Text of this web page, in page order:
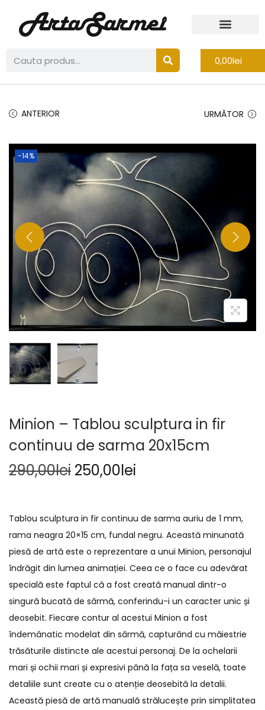
0,00lei
ANTERIOR URMĂTOR
-14%
Minion – Tablou sculptura in fir
continuu de sarma 20x15cm
290,00lei 250,00lei
Tablou sculptura in fir continuu de sarma auriu de 1 mm,
rama neagra 20×15 cm, fundal negru. Această minunată
piesă de artă este o reprezentare a unui Minion, personajul
îndrăgit din lumea animației. Ceea ce o face cu adevărat
specială este faptul că a fost creată manual dintr-o
singură bucată de sârmă, conferindu-i un caracter unic și
deosebit. Fiecare contur al acestui Minion a fost
îndemânatic modelat din sârmă, capturând cu măiestrie
trăsăturile distincte ale acestui personaj. De la ochelarii
mari și ochii mari și expresivi până la fața sa veselă, toate
detaliile sunt create cu o atenție deosebită la detalii.
Această piesă de artă manuală strălucește prin simplitatea